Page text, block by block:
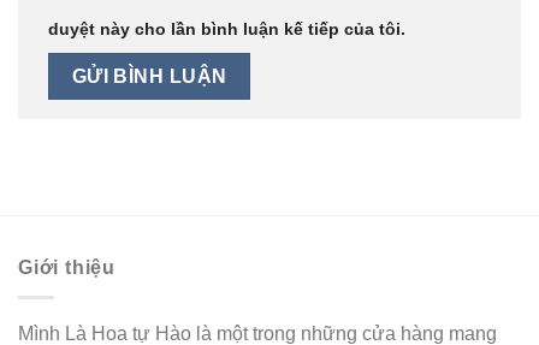
duyệt này cho lần bình luận kế tiếp của tôi.
Giới thiệu
Mình Là Hoa tự Hào là một trong những cửa hàng mang